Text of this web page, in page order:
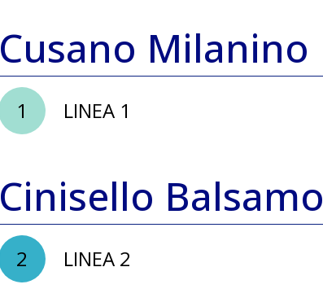
Cusano Milanino
1 LINEA 1
Cinisello Balsamo
2 LINEA 2